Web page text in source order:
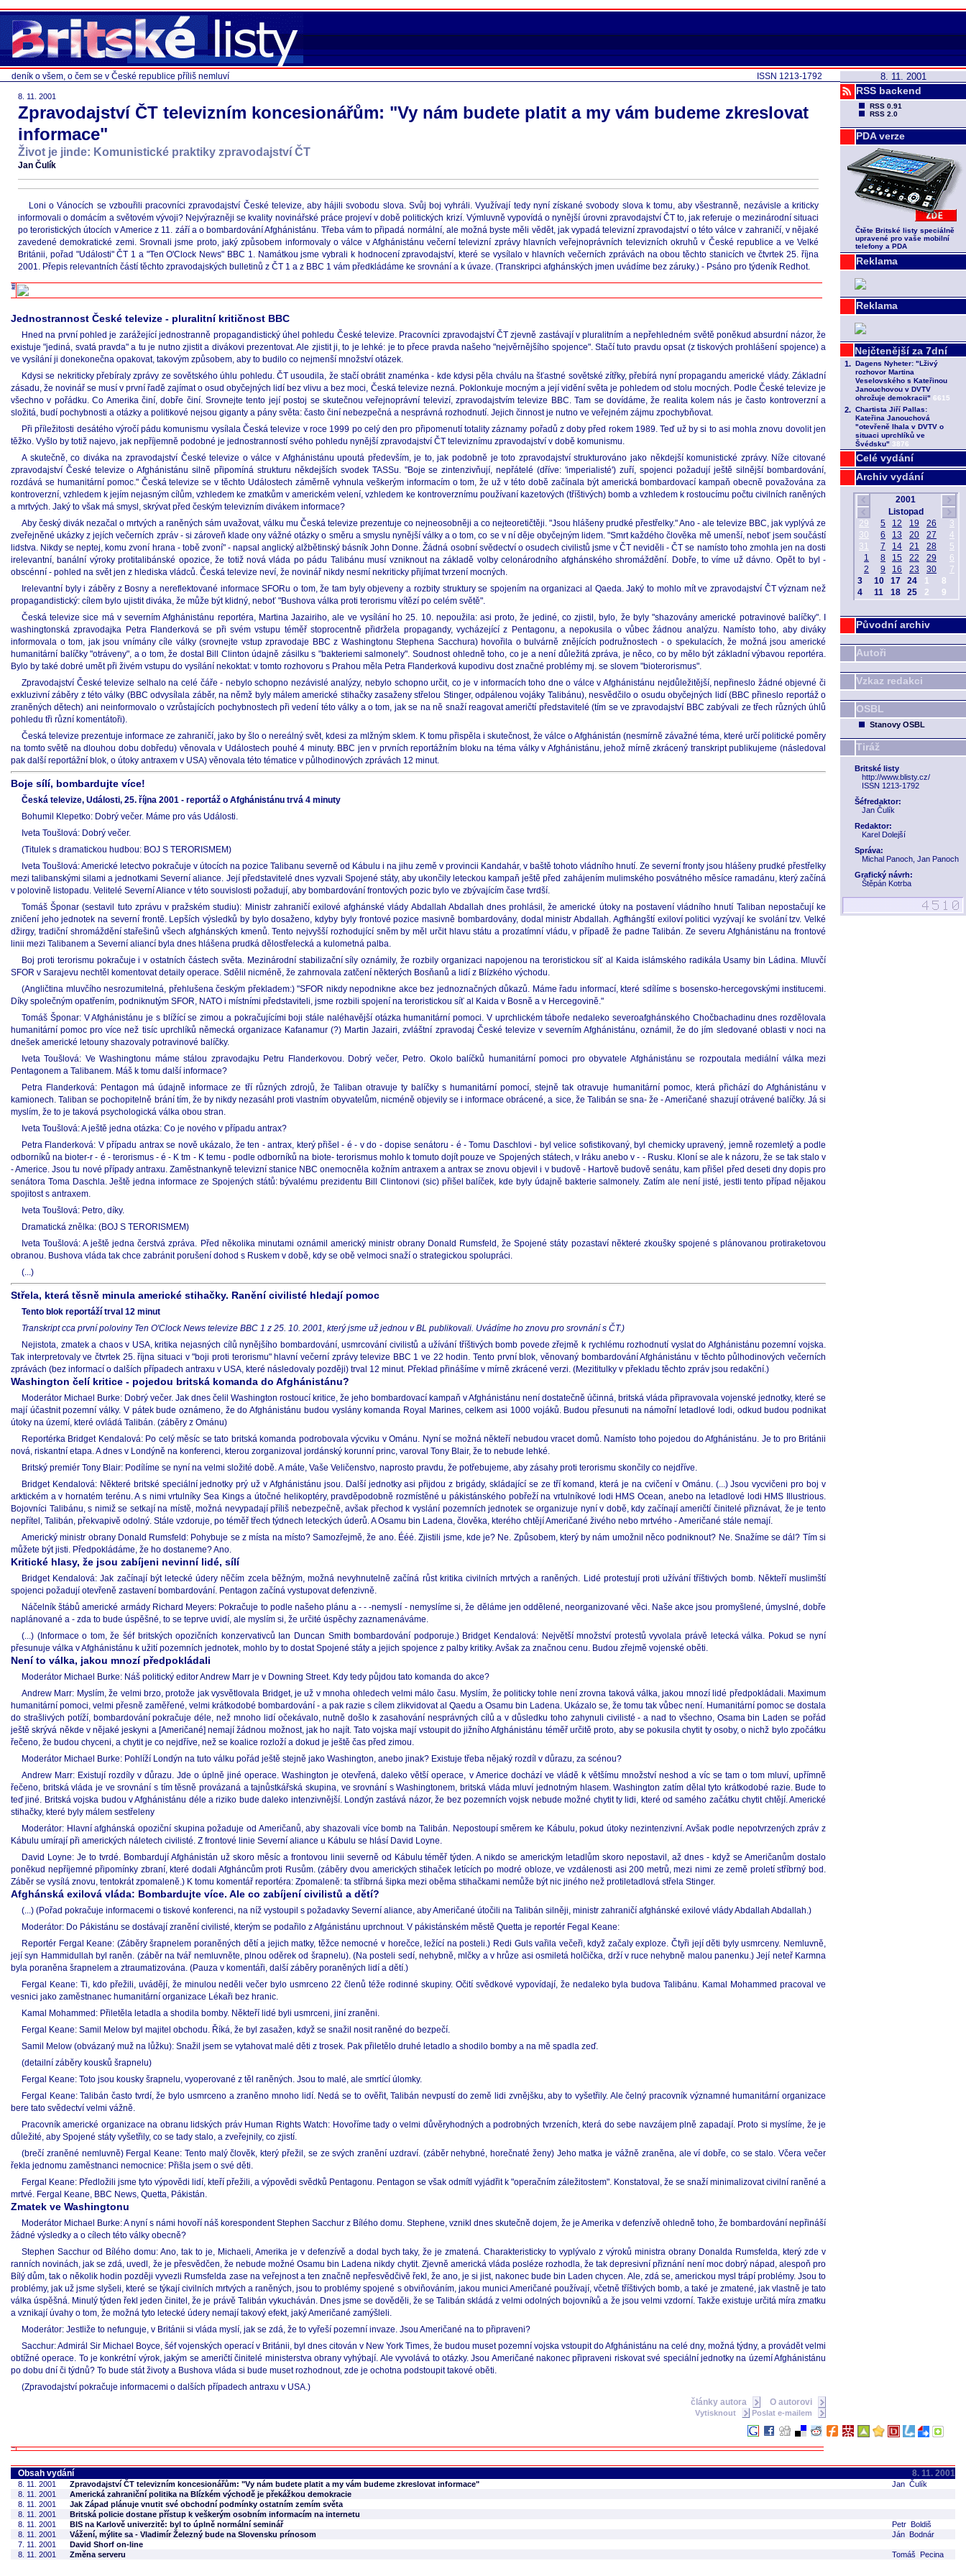
8. 11. 2001
RSS backend
RSS 0.91
RSS 2.0
PDA verze
Čtěte Britské listy speciálně
upravené pro vaše mobilní
telefony a PDA
Reklama
Reklama
Celé vydání
Archiv vydání
Původní archiv
Autoři
Vzkaz redakci
OSBL
Stanovy OSBL
Tiráž
Britské listy
http://www.blisty.cz/
ISSN 1213-1792
Šéfredaktor:
Jan Čulík
Redaktor:
Karel Dolejší
Správa:
Michal Panoch, Jan Panoch
Grafický návrh:
Štěpán Kotrba
ISSN 1213-1792
deník o všem, o čem se v České republice příliš nemluví
8. 11. 2001
Zpravodajství ČT televizním koncesionářům: "Vy nám budete platit a my vám budeme zkreslovat
informace"
Život je jinde: Komunistické praktiky zpravodajství ČT
Jan Čulík
Loni o Vánocích se vzbouřili pracovníci zpravodajství České televize, aby hájili svobodu slova. Svůj boj vyhráli. Využívají tedy nyní získané svobody slova k tomu, aby všestranně, nezávisle a kriticky
informovali o domácím a světovém vývoji? Nejvýrazněji se kvality novinářské práce projeví v době politických krizí. Výmluvně vypovídá o nynější úrovni zpravodajství ČT to, jak referuje o mezinárodní situaci
po teroristických útocích v Americe z 11. září a o bombardování Afghánistánu. Třeba vám to připadá normální, ale možná byste měli vědět, jak vypadá televizní zpravodajství o této válce v zahraničí, v nějaké
zavedené demokratické zemi. Srovnali jsme proto, jaký způsobem informovaly o válce v Afghánistánu večerní televizní zprávy hlavních veřejnoprávních televizních okruhů v České republice a ve Velké
Británii, pořad "Události" ČT 1 a "Ten O'Clock News" BBC 1. Namátkou jsme vybrali k hodnocení zpravodajství, které se vysílalo v hlavních večerních zprávách na obou těchto stanicích ve čtvrtek 25. října
2001. Přepis relevantních částí těchto zpravodajských bulletinů z ČT 1 a z BBC 1 vám předkládáme ke srovnání a k úvaze. (Transkripci afghánských jmen uvádíme bez záruky.) - Psáno pro týdeník Redhot.
Jednostrannost České televize - pluralitní kritičnost BBC
Hned na první pohled je zarážející jednostranně propagandistický úhel pohledu České televize. Pracovníci zpravodajství ČT zjevně zastávají v pluralitním a nepřehledném světě poněkud absurdní názor, že
existuje "jediná, svatá pravda" a tu je nutno zjistit a divákovi prezentovat. Ale zjistit ji, to je lehké: je to přece pravda našeho "nejvěrnějšího spojence". Stačí tuto pravdu opsat (z tiskových prohlášení spojence) a
ve vysílání ji donekonečna opakovat, takovým způsobem, aby to budilo co nejmenší množství otázek.
Kdysi se nekriticky přebíraly zprávy ze sovětského úhlu pohledu. ČT usoudila, že stačí obrátit znaménka - kde kdysi pěla chválu na šťastné sovětské zítřky, přebírá nyní propagandu americké vlády. Základní
zásadu, že novinář se musí v první řadě zajímat o osud obyčejných lidí bez vlivu a bez moci, Česká televize nezná. Poklonkuje mocným a její vidění světa je pohledem od stolu mocných. Podle České televize je
všechno v pořádku. Co Amerika činí, dobře činí. Srovnejte tento její postoj se skutečnou veřejnoprávní televizí, zpravodajstvím televize BBC. Tam se dovídáme, že realita kolem nás je často kontroverzní a
složitá, budí pochybnosti a otázky a politikové nejsou giganty a pány světa: často činí nebezpečná a nesprávná rozhodnutí. Jejich činnost je nutno ve veřejném zájmu zpochybňovat.
Při příležitosti desátého výročí pádu komunismu vysílala Česká televize v roce 1999 po celý den pro připomenutí totality záznamy pořadů z doby před rokem 1989. Teď už by si to asi mohla znovu dovolit jen
těžko. Vyšlo by totiž najevo, jak nepříjemně podobné je jednostranností svého pohledu nynější zpravodajství ČT televiznímu zpravodajství v době komunismu.
A skutečně, co diváka na zpravodajství České televize o válce v Afghánistánu upoutá především, je to, jak podobně je toto zpravodajství strukturováno jako někdejší komunistické zprávy. Níže citované
zpravodajství České televize o Afghánistánu silně připomíná strukturu někdejších svodek TASSu. "Boje se zintenzivňují, nepřátelé (dříve: 'imperialisté') zuří, spojenci požadují ještě silnější bombardování,
rozdává se humanitární pomoc." Česká televize se v těchto Událostech záměrně vyhnula veškerým informacím o tom, že už v této době začínala být americká bombardovací kampaň obecně považována za
kontroverzní, vzhledem k jejím nejasným cílům, vzhledem ke zmatkům v americkém velení, vzhledem ke kontroverznímu používaní kazetových (tříštivých) bomb a vzhledem k rostoucímu počtu civilních raněných
a mrtvých. Jaký to však má smysl, skrývat před českým televizním divákem informace?
Aby český divák nezačal o mrtvých a raněných sám uvažovat, válku mu Česká televize prezentuje co nejneosobněji a co nejteoretičtěji. "Jsou hlášeny prudké přestřelky." Ano - ale televize BBC, jak vyplývá ze
zveřejněné ukázky z jejích večerních zpráv - si zároveň klade ony vážné otázky o směru a smyslu nynější války a o tom, co se v ní děje obyčejným lidem. "Smrt každého člověka mě umenší, neboť jsem součástí
lidstva. Nikdy se neptej, komu zvoní hrana - tobě zvoní" - napsal anglický alžbětinský básník John Donne. Žádná osobní svědectví o osudech civilistů jsme v ČT neviděli - ČT se namísto toho zmohla jen na dosti
irelevantní, banální výroky protitalibánské opozice, že totiž nová vláda po pádu Talibánu musí vzniknout na základě volby celonárodního afghánského shromáždění. Dobře, to víme už dávno. Opět to byl -
obscénní - pohled na svět jen z hlediska vládců. Česká televize neví, že novinář nikdy nesmí nekriticky přijímat tvrzení mocných.
Irelevantní byly i záběry z Bosny a nereflektované informace SFORu o tom, že tam byly objeveny a rozbity struktury se spojením na organizaci al Qaeda. Jaký to mohlo mít ve zpravodajství ČT význam než
propagandistický: cílem bylo ujistit diváka, že může být klidný, neboť "Bushova válka proti terorismu vítězí po celém světě".
Česká televize sice má v severním Afghánistánu reportéra, Martina Jazairiho, ale ve vysílání ho 25. 10. nepoužila: asi proto, že jediné, co zjistil, bylo, že byly "shazovány americké potravinové balíčky". I
washingtonská zpravodajka Petra Flanderková se při svém vstupu téměř stoprocentně přidržela propagandy, vycházející z Pentagonu, a nepokusila o vůbec žádnou analýzu. Namísto toho, aby diváky
informovala o tom, jak jsou vnímány cíle války (srovnejte vstup zpravodaje BBC z Washingtonu Stephena Sacchura) hovořila o bulvárně znějících podružnostech - o spekulacích, že možná jsou americké
humanitární balíčky "otráveny", a o tom, že dostal Bill Clinton údajně zásilku s "bakteriemi salmonely". Soudnost ohledně toho, co je a není důležitá zpráva, je něco, co by mělo být základní výbavou reportéra.
Bylo by také dobré umět při živém vstupu do vysílání nekoktat: v tomto rozhovoru s Prahou měla Petra Flanderková kupodivu dost značné problémy mj. se slovem "bioterorismus".
Zpravodajství České televize selhalo na celé čáře - nebylo schopno nezávislé analýzy, nebylo schopno určit, co je v informacích toho dne o válce v Afghánistánu nejdůležitější, nepřineslo žádné objevné či
exkluzivní záběry z této války (BBC odvysílala záběr, na němž byly málem americké stihačky zasaženy střelou Stinger, odpálenou vojáky Talibánu), nesvědčilo o osudu obyčejných lidí (BBC přineslo reportáž o
zraněných dětech) ani neinformovalo o vzrůstajících pochybnostech při vedení této války a o tom, jak se na ně snaží reagovat američtí představitelé (tím se ve zpravodajství BBC zabývali ze třech různých úhlů
pohledu tři různí komentátoři).
Česká televize prezentuje informace ze zahraničí, jako by šlo o nereálný svět, kdesi za mlžným sklem. K tomu přispěla i skutečnost, že válce o Afghánistán (nesmírně závažné téma, které určí politické poměry
na tomto světě na dlouhou dobu dobředu) věnovala v Událostech pouhé 4 minuty. BBC jen v prvních reportážním bloku na téma války v Afghánistánu, jehož mírně zkrácený transkript publikujeme (následoval
pak další reportážní blok, o útoky antraxem v USA) věnovala této tématice v půlhodinových zprávách 12 minut.
Boje sílí, bombardujte více!
Česká televize, Události, 25. října 2001 - reportáž o Afghánistánu trvá 4 minuty
Bohumil Klepetko: Dobrý večer. Máme pro vás Události.
Iveta Toušlová: Dobrý večer.
(Titulek s dramatickou hudbou: BOJ S TERORISMEM)
Iveta Toušlová: Americké letectvo pokračuje v útocích na pozice Talibanu severně od Kábulu i na jihu země v provincii Kandahár, v baště tohoto vládního hnutí. Ze severní fronty jsou hlášeny prudké přestřelky
mezi talibanskými silami a jednotkami Severní aliance. Její představitelé dnes vyzvali Spojené státy, aby ukončily leteckou kampaň ještě před zahájením mulimského posvátného měsíce ramadánu, který začíná
v polovině listopadu. Velitelé Severní Aliance v této souvislosti požadují, aby bombardování frontových pozic bylo ve zbývajícím čase tvrdší.
Tomáš Šponar (sestavil tuto zprávu v pražském studiu): Ministr zahraničí exilové afghánské vlády Abdallah Abdallah dnes prohlásil, že americké útoky na postavení vládního hnutí Taliban nepostačují ke
zničení jeho jednotek na severní frontě. Lepších výsledků by bylo dosaženo, kdyby byly frontové pozice masivně bombardovány, dodal ministr Abdallah. Agfhángští exiloví politici vyzývají ke svolání tzv. Velké
džirgy, tradiční shromáždění stařešinů všech afghánských kmenů. Tento nejvyšší rozhodující sněm by měl určit hlavu státu a prozatímní vládu, v případě že padne Talibán. Ze severu Afghánistánu na frontové
linii mezi Talibanem a Severní aliancí byla dnes hlášena prudká dělostřelecká a kulometná palba.
Boj proti terorismu pokračuje i v ostatních částech světa. Mezinárodní stabilizační síly oznámily, že rozbily organizaci napojenou na teroristickou síť al Kaida islámského radikála Usamy bin Ládina. Mluvčí
SFOR v Sarajevu nechtěl komentovat detaily operace. Sdělil nicméně, že zahrnovala zatčení některých Bosňanů a lidí z Blízkého východu.
(Angličtina mluvčího nesrozumitelná, přehlušena českým překladem:) "SFOR nikdy nepodnikne akce bez jednoznačných důkazů. Máme řadu informací, které sdílíme s bosensko-hercegovskými institucemi.
Díky společným opatřením, podniknutým SFOR, NATO i místními představiteli, jsme rozbili spojení na teroristickou síť al Kaida v Bosně a v Hercegovině."
Tomáš Šponar: V Afghánistánu je s blížící se zimou a pokračujícími boji stále naléhavější otázka humanitární pomoci. V uprchlickém táboře nedaleko severoafghánského Chočbachadinu dnes rozdělovala
humanitární pomoc pro více než tisíc uprchlíků německá organizace Kafanamur (?) Martin Jazairi, zvláštní zpravodaj České televize v severním Afghánistánu, oznámil, že do jím sledované oblasti v noci na
dnešek americké letouny shazovaly potravinové balíčky.
Iveta Toušlová: Ve Washingtonu máme stálou zpravodajku Petru Flanderkovou. Dobrý večer, Petro. Okolo balíčků humanitární pomoci pro obyvatele Afghánistánu se rozpoutala mediální válka mezi
Pentagonem a Talibanem. Máš k tomu další informace?
Petra Flanderková: Pentagon má údajně informace ze tří různých zdrojů, že Taliban otravuje ty balíčky s humanitární pomocí, stejně tak otravuje humanitární pomoc, která přichází do Afghánistánu v
kamionech. Taliban se pochopitelně brání tím, že by nikdy nezasáhl proti vlastním obyvatelům, nicméně objevily se i informace obrácené, a sice, že Talibán se sna- že - Američané shazují otrávené balíčky. Já si
myslím, že to je taková psychologická válka obou stran.
Iveta Toušlová: A ještě jedna otázka: Co je nového v případu antrax?
Petra Flanderková: V případu antrax se nově ukázalo, že ten - antrax, který přišel - é - v do - dopise senátoru - é - Tomu Daschlovi - byl velice sofistikovaný, byl chemicky upravený, jemně rozemletý a podle
odborníků na bioter-r - é - terorismus - é - K tm - K temu - podle odborníků na biote- terorismus mohlo k tomuto dojít pouze ve Spojených státech, v Iráku anebo v - - Rusku. Kloní se ale k názoru, že se tak stalo v
- Americe. Jsou tu nové případy antraxu. Zaměstnankyně televizní stanice NBC onemocněla kožním antraxem a antrax se znovu objevil i v budově - Hartově budově senátu, kam přišel před deseti dny dopis pro
senátora Toma Daschla. Ještě jedna informace ze Spojených států: bývalému prezidentu Bill Clintonovi (sic) přišel balíček, kde byly údajně bakterie salmonely. Zatím ale není jisté, jestli tento případ nějakou
spojitost s antraxem.
Iveta Toušlová: Petro, díky.
Dramatická znělka: (BOJ S TERORISMEM)
Iveta Toušlová: A ještě jedna čerstvá zpráva. Před několika minutami oznámil americký ministr obrany Donald Rumsfeld, že Spojené státy pozastaví některé zkoušky spojené s plánovanou protiraketovou
obranou. Bushova vláda tak chce zabránit porušení dohod s Ruskem v době, kdy se obě velmoci snaží o strategickou spolupráci.
(...)
Střela, která těsně minula americké stihačky. Ranění civilisté hledají pomoc
Tento blok reportáží trval 12 minut
Transkript cca první poloviny Ten O'Clock News televize BBC 1 z 25. 10. 2001, který jsme už jednou v BL publikovali. Uvádíme ho znovu pro srovnání s ČT.)
Nejistota, zmatek a chaos v USA, kritika nejasných cílů nynějšího bombardování, usmrcování civilistů a užívání tříštivých bomb povede zřejmě k rychlému rozhodnutí vyslat do Afghánistánu pozemní vojska.
Tak interpretovaly ve čtvrtek 25. října situaci v "boji proti terorismu" hlavní večerní zprávy televize BBC 1 ve 22 hodin. Tento první blok, věnovaný bombardování Afghánistánu v těchto půlhodinových večerních
zprávách (bez informací o dalších případech antraxu v USA, které následovaly později) trval 12 minut. Překlad přinášíme v mírně zkrácené verzi. (Mezititulky v překladu těchto zpráv jsou redakční.)
Washington čelí kritice - pojedou britská komanda do Afghánistánu?
Moderátor Michael Burke: Dobrý večer. Jak dnes čelil Washington rostoucí kritice, že jeho bombardovací kampaň v Afghánistánu není dostatečně účinná, britská vláda připravovala vojenské jednotky, které se
mají účastnit pozemní války. V pátek bude oznámeno, že do Afghánistánu budou vyslány komanda Royal Marines, celkem asi 1000 vojáků. Budou přesunuti na námořní letadlové lodi, odkud budou podnikat
útoky na území, které ovládá Talibán. (záběry z Ománu)
Reportérka Bridget Kendalová: Po celý měsíc se tato britská komanda podrobovala výcviku v Ománu. Nyní se možná někteří nebudou vracet domů. Namísto toho pojedou do Afghánistánu. Je to pro Británii
nová, riskantní etapa. A dnes v Londýně na konferenci, kterou zorganizoval jordánský korunní princ, varoval Tony Blair, že to nebude lehké.
Britský premiér Tony Blair: Podílíme se nyní na velmi složité době. A máte, Vaše Veličenstvo, naprosto pravdu, že potřebujeme, aby zásahy proti terorismu skončily co nejdříve.
Bridget Kendalová: Některé britské speciální jednotky prý už v Afghánistánu jsou. Další jednotky asi přijdou z brigády, skládající se ze tří komand, která je na cvičení v Ománu. (...) Jsou vycvičeni pro boj v
arktickém a v hornatém terénu. A s nimi vrtulníky Sea Kings a útočné helikoptéry, pravděpodobně rozmístěné u pákistánského pobřeží na vrtulníkové lodi HMS Ocean, anebo na letadlové lodi HMS Illustrious.
Bojovníci Talibánu, s nimiž se setkají na místě, možná nevypadají příliš nebezpečně, avšak přechod k vyslání pozemních jednotek se organizuje nyní v době, kdy začínají američtí činitelé přiznávat, že je tento
nepřítel, Talibán, překvapivě odolný. Stále vzdoruje, po téměř třech týdnech leteckých úderů. A Osamu bin Ladena, člověka, kterého chtějí Američané živého nebo mrtvého - Američané stále nemají.
Americký ministr obrany Donald Rumsfeld: Pohybuje se z místa na místo? Samozřejmě, že ano. Ééé. Zjistili jsme, kde je? Ne. Způsobem, který by nám umožnil něco podniknout? Ne. Snažíme se dál? Tím si
můžete být jisti. Předpokládáme, že ho dostaneme? Ano.
Kritické hlasy, že jsou zabíjeni nevinní lidé, sílí
Bridget Kendalová: Jak začínají být letecké údery něčím zcela běžným, možná nevyhnutelně začíná růst kritika civilních mrtvých a raněných. Lidé protestují proti užívání tříštivých bomb. Někteří muslimští
spojenci požadují otevřeně zastavení bombardování. Pentagon začíná vystupovat defenzivně.
Náčelník štábů americké armády Richard Meyers: Pokračuje to podle našeho plánu a - - -nemyslí - nemyslíme si, že děláme jen oddělené, neorganizované věci. Naše akce jsou promyšlené, úmyslné, dobře
naplánované a - zda to bude úspěšné, to se teprve uvidí, ale myslím si, že určité úspěchy zaznamenáváme.
(...) (Informace o tom, že šéf britských opozičních konzervativců Ian Duncan Smith bombardování podporuje.) Bridget Kendalová: Největší množství protestů vyvolala právě letecká válka. Pokud se nyní
přesunuje válka v Afghánistánu k užití pozemních jednotek, mohlo by to dostat Spojené státy a jejich spojence z palby kritiky. Avšak za značnou cenu. Budou zřejmě vojenské oběti.
Není to válka, jakou mnozí předpokládali
Moderátor Michael Burke: Náš politický editor Andrew Marr je v Downing Street. Kdy tedy půjdou tato komanda do akce?
Andrew Marr: Myslím, že velmi brzo, protože jak vysvětlovala Bridget, je už v mnoha ohledech velmi málo času. Myslím, že politicky tohle není zrovna taková válka, jakou mnozí lidé předpokládali. Maximum
humanitární pomoci, velmi přesně zaměřené, velmi krátkodobé bombardování - a pak razie s cílem zlikvidovat al Qaedu a Osamu bin Ladena. Ukázalo se, že tomu tak vůbec není. Humanitární pomoc se dostala
do strašlivých potíží, bombardování pokračuje déle, než mnoho lidí očekávalo, nutně došlo k zasahování nesprávných cílů a v důsledku toho zahynuli civilisté - a nad to všechno, Osama bin Laden se pořád
ještě skrývá někde v nějaké jeskyni a [Američané] nemají žádnou možnost, jak ho najít. Tato vojska mají vstoupit do jižního Afghánistánu téměř určitě proto, aby se pokusila chytit ty osoby, o nichž bylo zpočátku
řečeno, že budou chyceni, a chytit je co nejdříve, než se koalice rozloží a dokud je ještě čas před zimou.
Moderátor Michael Burke: Pohlíží Londýn na tuto válku pořád ještě stejně jako Washington, anebo jinak? Existuje třeba nějaký rozdíl v důrazu, za scénou?
Andrew Marr: Existují rozdíly v důrazu. Jde o úplně jiné operace. Washington je otevřená, daleko větší operace, v Americe dochází ve vládě k většímu množství neshod a víc se tam o tom mluví, upřímně
řečeno, britská vláda je ve srovnání s tím těsně provázaná a tajnůstkářská skupina, ve srovnání s Washingtonem, britská vláda mluví jednotným hlasem. Washington zatím dělal tyto krátkodobé razie. Bude to
teď jiné. Britská vojska budou v Afghánistánu déle a riziko bude daleko intenzivnější. Londýn zastává názor, že bez pozemních vojsk nebude možné chytit ty lidi, které od samého začátku chytit chtějí. Americké
stihačky, které byly málem sestřeleny
Moderátor: Hlavní afghánská opoziční skupina požaduje od Američanů, aby shazovali více bomb na Talibán. Nepostoupí směrem ke Kábulu, pokud útoky nezintenzivní. Avšak podle nepotvrzených zpráv z
Kábulu umírají při amerických náletech civilisté. Z frontové linie Severní aliance u Kábulu se hlásí David Loyne.
David Loyne: Je to tvrdé. Bombardují Afghánistán už skoro měsíc a frontovou linii severně od Kábulu téměř týden. A nikdo se americkým letadlům skoro nepostavil, až dnes - když se Američanům dostalo
poněkud nepříjemné připomínky zbraní, které dodali Afgháncům proti Rusům. (záběry dvou amerických stihaček letících po modré obloze, ve vzdálenosti asi 200 metrů, mezi nimi ze země proletí stříbrný bod.
Záběr se vysílá znovu, tentokrát zpomaleně.) K tomu komentář reportéra: Zpomaleně: ta stříbrná šipka mezi oběma stihačkami nemůže být nic jiného než protiletadlová střela Stinger.
Afghánská exilová vláda: Bombardujte více. Ale co zabíjení civilistů a dětí?
(...) (Pořad pokračuje informacemi o tiskové konferenci, na níž vystoupil s požadavky Severní aliance, aby Američané útočili na Talibán silněji, ministr zahraničí afghánské exilové vlády Abdallah Abdallah.)
Moderátor: Do Pákistánu se dostávají zranění civilisté, kterým se podařilo z Afgánistánu uprchnout. V pákistánském městě Quetta je reportér Fegal Keane:
Reportér Fergal Keane: (Záběry šrapnelem poraněných dětí a jejich matky, těžce nemocné v horečce, ležící na posteli.) Redi Guls vařila večeři, když začaly exploze. Čtyři její děti byly usmrceny. Nemluvně,
její syn Hammidullah byl raněn. (záběr na tvář nemluvněte, plnou oděrek od šrapnelu). (Na posteli sedí, nehybně, mlčky a v hrůze asi osmiletá holčička, drží v ruce nehybně malou panenku.) Její neteř Karmna
byla poraněna šrapnelem a ztraumatizována. (Pauza v komentáři, další záběry poraněných lidí a dětí.)
Fergal Keane: Ti, kdo přežili, uvádějí, že minulou neděli večer bylo usmrceno 22 členů téže rodinné skupiny. Očití svědkové vypovídají, že nedaleko byla budova Talibánu. Kamal Mohammed pracoval ve
vesnici jako zaměstnanec humanitární organizace Lékaři bez hranic.
Kamal Mohammed: Přiletěla letadla a shodila bomby. Někteří lidé byli usmrceni, jiní zraněni.
Fergal Keane: Samil Melow byl majitel obchodu. Říká, že byl zasažen, když se snažil nosit raněné do bezpečí.
Samil Melow (obvázaný muž na lůžku): Snažil jsem se vytahovat malé děti z trosek. Pak přiletělo druhé letadlo a shodilo bomby a na mě spadla zeď.
(detailní záběry kousků šrapnelu)
Fergal Keane: Toto jsou kousky šrapnelu, vyoperované z těl raněných. Jsou to malé, ale smrtící úlomky.
Fergal Keane: Talibán často tvrdí, že bylo usmrceno a zraněno mnoho lidí. Nedá se to ověřit, Talibán nevpustí do země lidi zvnějšku, aby to vyšetřily. Ale čelný pracovník významné humanitární organizace
bere tato svědectví velmi vážně.
Pracovník americké organizace na obranu lidských práv Human Rights Watch: Hovoříme tady o velmi důvěryhodných a podrobných tvrzeních, která do sebe navzájem plně zapadají. Proto si myslíme, že je
důležité, aby Spojené státy vyšetřily, co se tady stalo, a zveřejnily, co zjistí.
(brečí zraněné nemluvně) Fergal Keane: Tento malý člověk, který přežil, se ze svých zranění uzdraví. (záběr nehybné, horečnaté ženy) Jeho matka je vážně zraněna, ale ví dobře, co se stalo. Včera večer
řekla jednomu zaměstnanci nemocnice: Přišla jsem o své děti.
Fergal Keane: Předložili jsme tyto výpovědi lidí, kteří přežili, a výpovědi svědků Pentagonu. Pentagon se však odmítl vyjádřit k "operačním záležitostem". Konstatoval, že se snaží minimalizovat civilní raněné a
mrtvé. Fergal Keane, BBC News, Quetta, Pákistán.
Zmatek ve Washingtonu
Moderátor Michael Burke: A nyní s námi hovoří náš korespondent Stephen Sacchur z Bílého domu. Stephene, vznikl dnes skutečně dojem, že je Amerika v defenzívě ohledně toho, že bombardování nepřináší
žádné výsledky a o cílech této války obecně?
Stephen Sacchur od Bílého domu: Ano, tak to je, Michaeli, Amerika je v defenzívě a dodal bych taky, že je zmatená. Charakteristicky to vyplývalo z výroků ministra obrany Donalda Rumsfelda, který zde v
ranních novinách, jak se zdá, uvedl, že je přesvědčen, že nebude možné Osamu bin Ladena nikdy chytit. Zjevně americká vláda posléze rozhodla, že tak depresivní přiznání není moc dobrý nápad, alespoň pro
Bílý dům, tak o několik hodin později vyvezli Rumsfelda zase na veřejnost a ten značně nepřesvědčivě řekl, že ano, je si jist, nakonec bude bin Laden chycen. Ale, zdá se, americkou mysl trápí problémy. Jsou to
problémy, jak už jsme slyšeli, které se týkají civilních mrtvých a raněných, jsou to problémy spojené s obviňováním, jakou munici Američané používají, včetně tříštivých bomb, a také je zmatené, jak vlastně je tato
válka úspěšná. Minulý týden řekl jeden činitel, že je právě Talibán vykucháván. Dnes jsme se dověděli, že se Talibán skládá z velmi odolných bojovníků a že jsou velmi vzdorní. Takže existuje určitá míra zmatku
a vznikají úvahy o tom, že možná tyto letecké údery nemají takový efekt, jaký Američané zamýšleli.
Moderátor: Jestliže to nefunguje, v Británii si vláda myslí, jak se zdá, že to vyřeší pozemní invaze. Jsou Američané na to připraveni?
Sacchur: Admirál Sir Michael Boyce, šéf vojenských operací v Británii, byl dnes citován v New York Times, že budou muset pozemní vojska vstoupit do Afghánistánu na celé dny, možná týdny, a provádět velmi
obtížné operace. To je konkrétní výrok, jakým se američtí činitelé ministerstva obrany vyhýbají. Ale vyvolává to otázky. Jsou Američané nakonec připraveni riskovat své speciální jednotky na území Afghánistánu
po dobu dní či týdnů? To bude stát životy a Bushova vláda si bude muset rozhodnout, zde je ochotna podstoupit takové oběti.
(Zpravodajství pokračuje informacemi o dalších případech antraxu v USA.)
články autora
O autorovi
Vytisknout Poslat e-mailem
Obsah vydání 8. 11. 2001
8. 11. 2001 Zpravodajství ČT televizním koncesionářům: "Vy nám budete platit a my vám budeme zkreslovat informace"
Jan Čulík
8. 11. 2001
Americká zahraniční politika na Blízkém východě je překážkou demokracie
8. 11. 2001
Jak Západ plánuje vnutit své obchodní podmínky ostatním zemím světa
8. 11. 2001
Britská policie dostane přístup k veškerým osobním informacím na internetu
8. 11. 2001
BIS na Karlově univerzitě: byl to úplně normální seminář
Petr Boldiš
8. 11. 2001
Vážení, mýlite sa - Vladimír Železný bude na Slovensku prínosom
Ján Bodnár
7. 11. 2001
David Shorf on-line
8. 11. 2001
Změna serveru Tomáš Pecina